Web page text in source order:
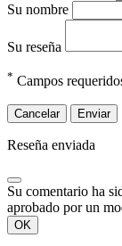
Su nombre
Su reseña
* Campos
Cancelar Enviar
Reseña enviada
Su comentario ha
aprobado por un
OK